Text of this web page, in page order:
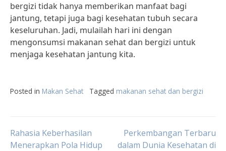
bergizi tidak hanya memberikan manfaat bagi
jantung, tetapi juga bagi kesehatan tubuh secara
keseluruhan. Jadi, mulailah hari ini dengan
mengonsumsi makanan sehat dan bergizi untuk
menjaga kesehatan jantung kita.
Posted in Makan Sehat Tagged makanan sehat dan bergizi
Post
Rahasia Keberhasilan
Menerapkan Pola Hidup
Perkembangan Terbaru
dalam Dunia Kesehatan di